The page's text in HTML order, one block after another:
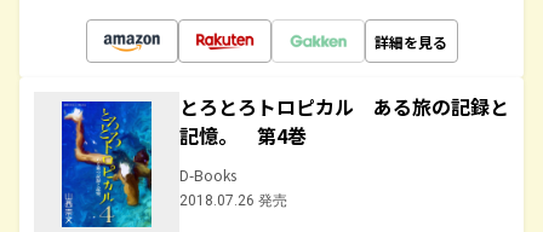
詳細を見る
とろとろトロピカル ある旅の記録と
記憶。 第4巻
D-Books
2018.07.26 発売